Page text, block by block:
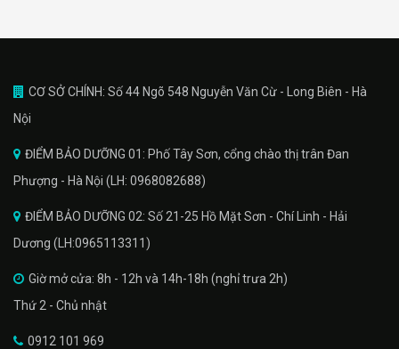
CƠ SỞ CHÍNH: Số 44 Ngõ 548 Nguyễn Văn Cừ - Long Biên - Hà
Nội
ĐIỂM BẢO DƯỠNG 01: Phố Tây Sơn, cổng chào thị trân Đan
Phượng - Hà Nội (LH: 0968082688)
ĐIỂM BẢO DƯỠNG 02: Số 21-25 Hồ Mặt Sơn - Chí Linh - Hải
Dương (LH:0965113311)
Giờ mở cửa: 8h - 12h và 14h-18h (nghỉ trưa 2h)
Thứ 2 - Chủ nhật
0912 101 969